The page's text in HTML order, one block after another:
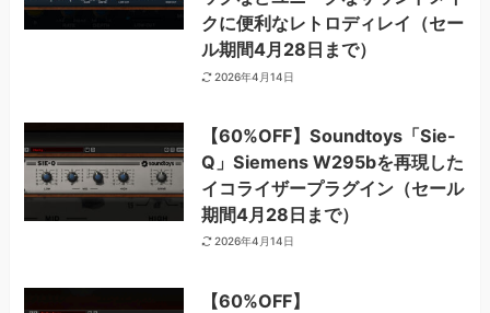
クに便利なレトロディレイ（セー
ル期間4月28日まで）
2026年4月14日
【60%OFF】Soundtoys「Sie-
Q」Siemens W295bを再現した
イコライザープラグイン（セール
期間4月28日まで）
2026年4月14日
【60%OFF】